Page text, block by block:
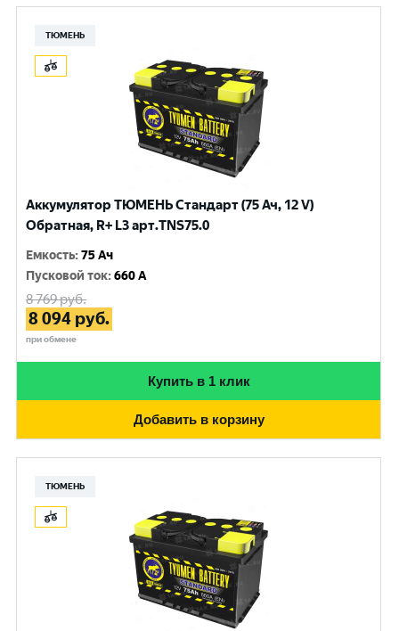
ТЮМЕНЬ
Аккумулятор ТЮМЕНЬ Стандарт (75 Ач, 12 V)
Обратная, R+ L3 арт.TNS75.0
Емкость:75 Ач
Пусковой ток:660 A
8 769руб.
8 094 руб.
при обмене
Купить в 1 клик
Добавить в корзину
ТЮМЕНЬ